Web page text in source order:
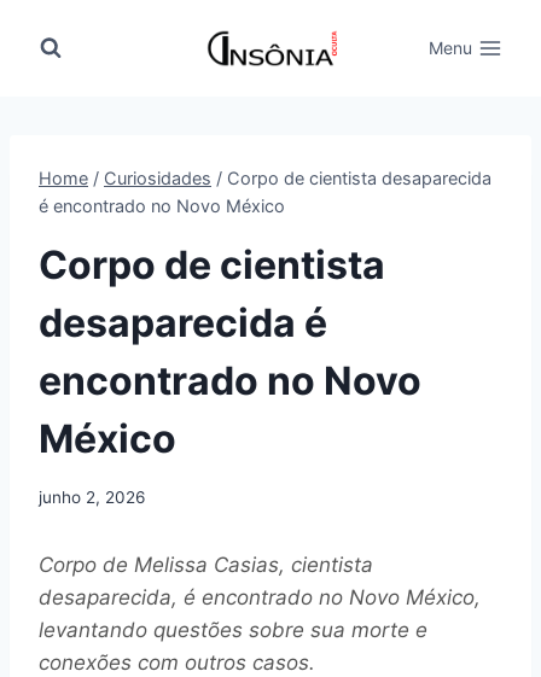
para
Menu
Home / Curiosidades / Corpo de cientista desaparecida
é encontrado no Novo México
Corpo de cientista
desaparecida é
encontrado no Novo
México
junho 2, 2026
Corpo de Melissa Casias, cientista
desaparecida, é encontrado no Novo México,
levantando questões sobre sua morte e
conexões com outros casos.